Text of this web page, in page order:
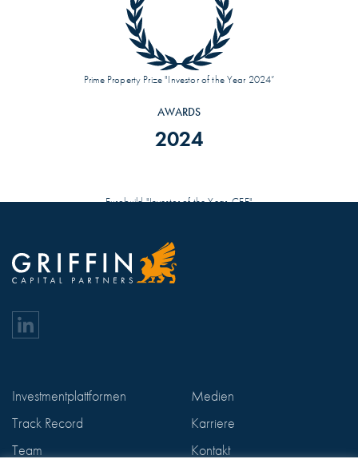
Prime Property Prize "Investor of the Year 2024”
AWARDS
2024
Eurobuild "Investor of the Year, CEE"
Investmentplattformen
Track Record
Team
Medien
Karriere
Kontakt